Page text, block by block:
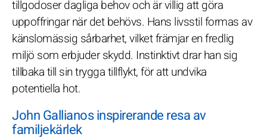
tillgodoser dagliga behov och är villig att göra
uppoffringar när det behövs. Hans livsstil formas av
känslomässig sårbarhet, vilket främjar en fredlig
miljö som erbjuder skydd. Instinktivt drar han sig
tillbaka till sin trygga tillflykt, för att undvika
potentiella hot.
John Gallianos inspirerande resa av
familjekärlek